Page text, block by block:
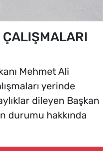
Mehmet Ali
yerinde
dileyen Başkan
durumu hakkında